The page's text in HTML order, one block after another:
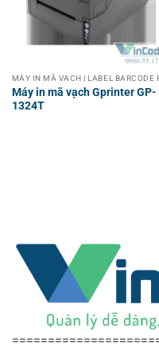
Máy in mã vạch Gprinter GP-
1324T